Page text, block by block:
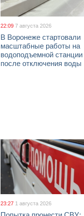
22:09 7 августа 2026
В Воронеже стартовали
масштабные работы на
водоподъемной станции
после отключения воды
23:27 1 августа 2026